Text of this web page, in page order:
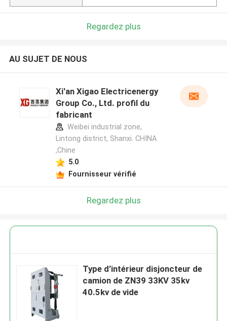
Regardez plus
AU SUJET DE NOUS
Xi'an Xigao Electricenergy
Group Co., Ltd. profil du
fabricant
Weibei industrial zone,
Lintong district, Shanxi. CHINA
,Chine
5.0
Fournisseur vérifié
Regardez plus
Type d'intérieur disjoncteur de
camion de ZN39 33KV 35kv
40.5kv de vide